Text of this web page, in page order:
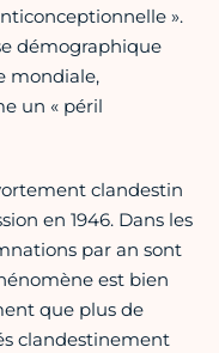
».
démographique
mondiale,
un « péril
clandestin
en 1946. Dans les
par an sont
est bien
que plus de
clandestinement